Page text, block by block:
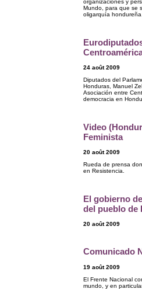
organizaciones y
Mundo, para que se
oligarquía
24 août 2009
Diputados del
Honduras, Manuel
Asociación entre
democracia en
Video
Feminista
20 août 2009
Rueda de prensa
en Resistencia.
El gobierno
del pueblo de
20 août 2009
Comunicado
19 août 2009
El Frente Nacional
mundo, y en